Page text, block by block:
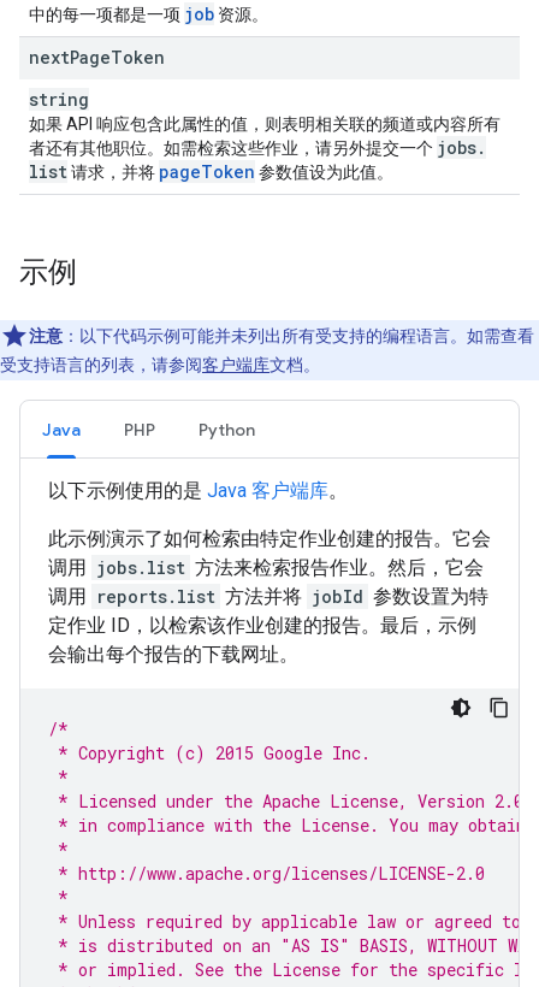
中的每一项都是一项 job 资源。
nextPageToken
string
如果 API 响应包含此属性的值，则表明相关联的频道或内容所有
者还有其他职位。如需检索这些作业，请另外提交一个 jobs.
list请求，并将 pageToken 参数值设为此值。
示例
注意 ：以下代码示例可能并未列出所有受支持的编程语言。如需查看
受支持语言的列表，请参阅客户端库文档。
Java PHP Python
以下示例使用的是 Java 客户端库。
此示例演示了如何检索由特定作业创建的报告。它会
调用 jobs.list 方法来检索报告作业。然后，它会
调用 reports.list 方法并将 jobId 参数设置为特
定作业 ID，以检索该作业创建的报告。最后，示例
会输出每个报告的下载网址。
/*
* Copyright (c) 2015 Google Inc.
*
* Licensed under the Apache License, Version
* in compliance with the License. You may
*
* http://www.apache.org/licenses/LICENSE-2.0
*
* Unless required by applicable law or agreed
* is distributed on an "AS IS" BASIS, WITHOUT
* or implied. See the License for the specific